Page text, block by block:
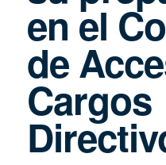
en el
de
Cargos